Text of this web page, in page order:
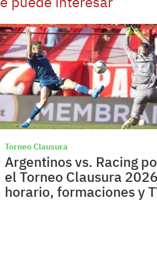
Torneo Clausura
Argentinos vs. Racing
el Torneo Clausura
horario, formaciones y